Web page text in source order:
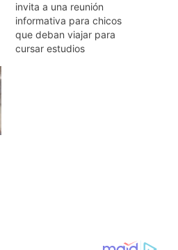
invita a una reunión
informativa para chicos
que deban viajar para
cursar estudios